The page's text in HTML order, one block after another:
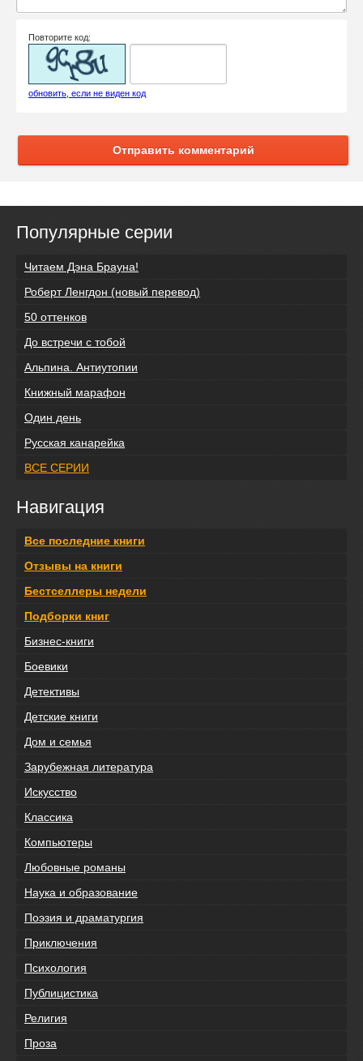
Повторите код:
обновить, если не виден код
Отправить комментарий
Популярные серии
Читаем Дэна Брауна!
Роберт Ленгдон (новый перевод)
50 оттенков
До встречи с тобой
Альпина. Антиутопии
Книжный марафон
Один день
Русская канарейка
ВСЕ СЕРИИ
Навигация
Все последние книги
Отзывы на книги
Бестселлеры недели
Подборки книг
Бизнес-книги
Боевики
Детективы
Детские книги
Дом и семья
Зарубежная литература
Искусство
Классика
Компьютеры
Любовные романы
Наука и образование
Поэзия и драматургия
Приключения
Психология
Публицистика
Религия
Проза